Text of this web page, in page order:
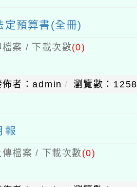
定預算書(全冊)
檔案 / 下載次數(0)
佈者：admin 瀏覽數：1258
報
傳檔案 / 下載次數(0)